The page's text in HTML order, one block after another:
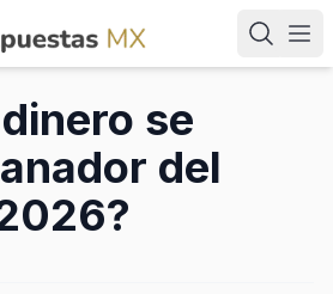
se
del